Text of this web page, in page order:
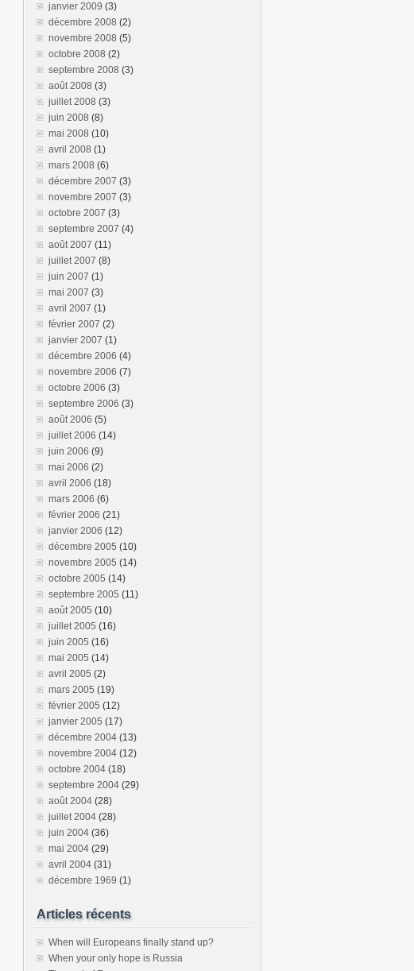
janvier 2009 (3)
décembre 2008 (2)
novembre 2008 (5)
octobre 2008 (2)
septembre 2008 (3)
août 2008 (3)
juillet 2008 (3)
juin 2008 (8)
mai 2008 (10)
avril 2008 (1)
mars 2008 (6)
décembre 2007 (3)
novembre 2007 (3)
octobre 2007 (3)
septembre 2007 (4)
août 2007 (11)
juillet 2007 (8)
juin 2007 (1)
mai 2007 (3)
avril 2007 (1)
février 2007 (2)
janvier 2007 (1)
décembre 2006 (4)
novembre 2006 (7)
octobre 2006 (3)
septembre 2006 (3)
août 2006 (5)
juillet 2006 (14)
juin 2006 (9)
mai 2006 (2)
avril 2006 (18)
mars 2006 (6)
février 2006 (21)
janvier 2006 (12)
décembre 2005 (10)
novembre 2005 (14)
octobre 2005 (14)
septembre 2005 (11)
août 2005 (10)
juillet 2005 (16)
juin 2005 (16)
mai 2005 (14)
avril 2005 (2)
mars 2005 (19)
février 2005 (12)
janvier 2005 (17)
décembre 2004 (13)
novembre 2004 (12)
octobre 2004 (18)
septembre 2004 (29)
août 2004 (28)
juillet 2004 (28)
juin 2004 (36)
mai 2004 (29)
avril 2004 (31)
décembre 1969 (1)
Articles récents
When will Europeans finally stand up?
When your only hope is Russia